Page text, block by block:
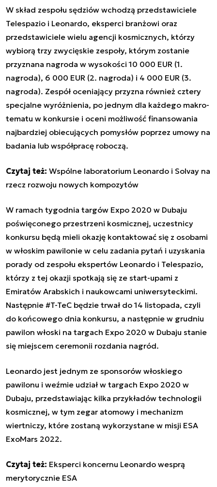
W skład zespołu sędziów wchodzą przedstawiciele
Telespazio i Leonardo, eksperci branżowi oraz
przedstawiciele wielu agencji kosmicznych, którzy
wybiorą trzy zwycięskie zespoły, którym zostanie
przyznana nagroda w wysokości 10 000 EUR (1.
nagroda), 6 000 EUR (2. nagroda) i 4 000 EUR (3.
nagroda). Zespół oceniający przyzna również cztery
specjalne wyróżnienia, po jednym dla każdego makro-
tematu w konkursie i oceni możliwość finansowania
najbardziej obiecujących pomysłów poprzez umowy na
badania lub współpracę roboczą.
Czytaj też: Wspólne laboratorium Leonardo i Solvay na
rzecz rozwoju nowych kompozytów
W ramach tygodnia targów Expo 2020 w Dubaju
poświęconego przestrzeni kosmicznej, uczestnicy
konkursu będą mieli okazję kontaktować się z osobami
w włoskim pawilonie w celu zadania pytań i uzyskania
porady od zespołu ekspertów Leonardo i Telespazio,
którzy z tej okazji spotkają się ze start-upami z
Emiratów Arabskich i naukowcami uniwersyteckimi.
Następnie #T-TeC będzie trwał do 14 listopada, czyli
do końcowego dnia konkursu, a następnie w grudniu
pawilon włoski na targach Expo 2020 w Dubaju stanie
się miejscem ceremonii rozdania nagród.
Leonardo jest jednym ze sponsorów włoskiego
pawilonu i weźmie udział w targach Expo 2020 w
Dubaju, przedstawiając kilka przykładów technologii
kosmicznej, w tym zegar atomowy i mechanizm
wiertniczy, które zostaną wykorzystane w misji ESA
ExoMars 2022.
Czytaj też: Eksperci koncernu Leonardo wesprą
merytorycznie ESA